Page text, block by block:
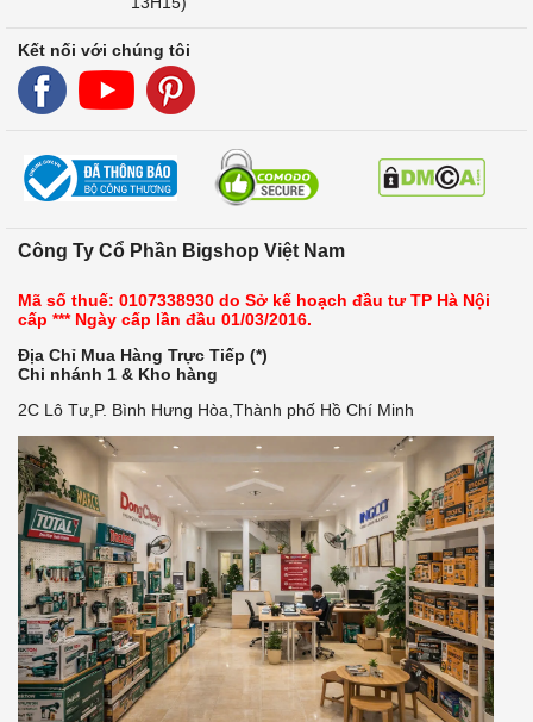
Kết nối với chúng tôi
Công Ty Cổ Phần Bigshop Việt Nam
Mã số thuế: 0107338930 do Sở kế hoạch đầu tư TP Hà Nội
cấp *** Ngày cấp lần đầu 01/03/2016.
Địa Chỉ Mua Hàng Trực Tiếp (*)
Chi nhánh 1 & Kho hàng
2C Lô Tư,P. Bình Hưng Hòa,Thành phố Hồ Chí Minh